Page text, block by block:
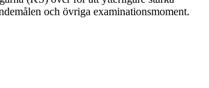
och övriga examinationsmoment.